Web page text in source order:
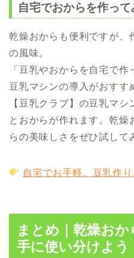
自宅でおからを作って
乾燥おからも便利ですが、
の風味。
「豆乳やおからを自宅で作
豆乳マシンの導入がおすす
【豆乳クラブ】の豆乳マ
とおからが作れます。乾燥
らの美味しさをぜひ試して
自宅でお手軽。豆乳作り
まとめ｜乾燥お
手に使い分けよう